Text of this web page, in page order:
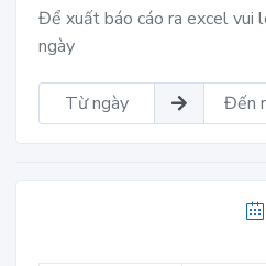
Để xuất báo cáo ra excel vui
ngày